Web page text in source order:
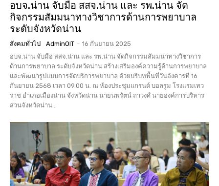
อบจ.น่าน จับมือ สสจ.น่าน และ รพ.น่าน จัด
กิจกรรมสัมมนาทางวิชาการด้านการพยาบาล
ระดับจังหวัดน่าน
สังคมทั่วไป AdminOIT - 16 กันยายน 2025
อบจ.น่าน จับมือ สสจ.น่าน และ รพ.น่าน จัดกิจกรรมสัมมนาทางวิชาการ
ด้านการพยาบาล ระดับจังหวัดน่าน สร้างเสริมองค์ความรู้ด้านการพยาบาล
และพัฒนารูปแบบการจัดบริการพยาบาล ด้วยบริบทพื้นที่วันอังคารที่ 16
กันยายน 2568 เวลา 09.00 น. ณ ห้องประชุมแกรนด์ บอลรูม โรงแรมเทว
ราช อำเภอเมืองน่าน จังหวัดน่าน นายนพรัตน์ ถาวงศ์ นายองค์การบริหาร
ส่วนจังหวัดน่าน...